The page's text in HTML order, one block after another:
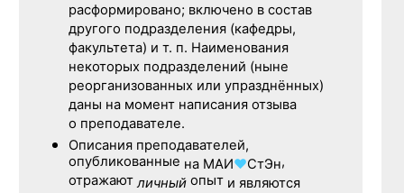
расформировано; включено в состав
другого подразделения (кафедры,
факультета) и т. п. Наименования
некоторых подразделений (ныне
реорганизованных или упразднённых)
даны на момент написания отзыва
о преподавателе.
Описания преподавателей,
опубликованные на МАИ♥СтЭн,
отражаютличный опыт и являются